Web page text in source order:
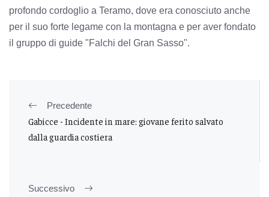
profondo cordoglio a Teramo, dove era conosciuto anche
per il suo forte legame con la montagna e per aver fondato
il gruppo di guide "Falchi del Gran Sasso".
Precedente
Gabicce - Incidente in mare: giovane ferito salvato
dalla guardia costiera
Successivo